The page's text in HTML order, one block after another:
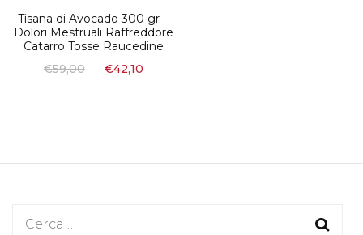
Tisana di Avocado 300 gr –
Dolori Mestruali Raffreddore
Catarro Tosse Raucedine
€59,00 €42,10
Ricerca